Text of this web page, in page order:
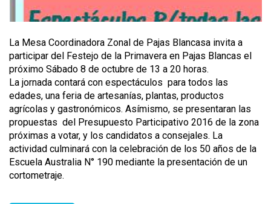
La Mesa Coordinadora Zonal de Pajas Blancasa invita a
participar del Festejo de la Primavera en Pajas Blancas el
próximo Sábado 8 de octubre de 13 a 20 horas.
La jornada contará con espectáculos para todos las
edades, una feria de artesanías, plantas, productos
agrícolas y gastronómicos. Asímismo, se presentaran las
propuestas del Presupuesto Participativo 2016 de la zona
próximas a votar, y los candidatos a consejales. La
actividad culminará con la celebración de los 50 años de la
Escuela Australia N° 190 mediante la presentación de un
cortometraje.